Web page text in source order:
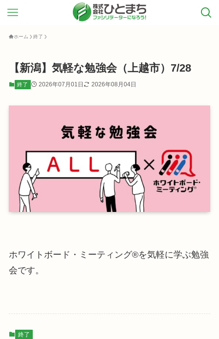
ホーム 終了
【新潟】気軽な勉強会（上越市）7/28
終了 2026年07月01日 2026年08月04日
ホワイトボード・ミーティング®を気軽に学ぶ勉強
会です。
終了